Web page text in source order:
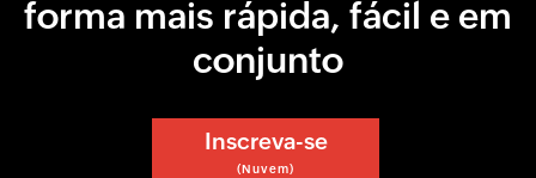
forma mais rápida, fácil e em
conjunto
Inscreva-se
(Nuvem)